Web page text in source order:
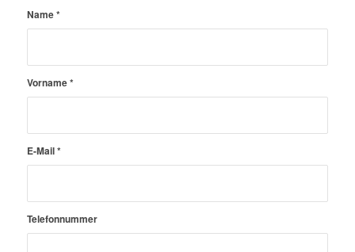
Name*
Vorname*
E-Mail*
Telefonnummer